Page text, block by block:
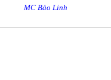
MC Bảo Linh